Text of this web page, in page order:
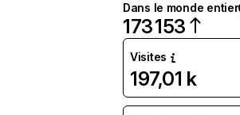
Dans le monde entier
173 153
Visites
197,01 k